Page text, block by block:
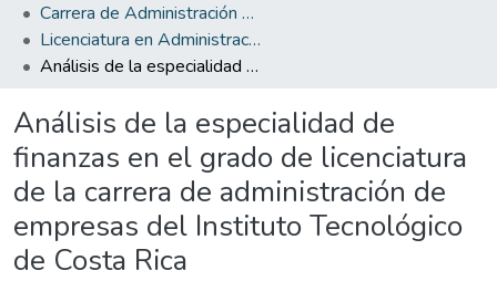
Carrera de Administración de Empresa
Licenciatura en Administración de Empresas
Análisis de la especialidad de finanzas en el grado de licenciatura de la carrera de administración de empresas del Instituto Tecnológico de Costa Rica
Análisis de la especialidad de
finanzas en el grado de licenciatura
de la carrera de administración de
empresas del Instituto Tecnológico
de Costa Rica